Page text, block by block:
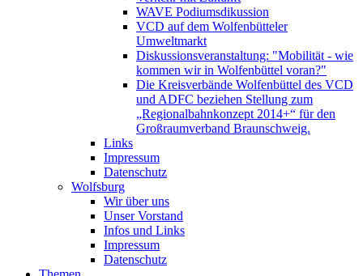
WAVE Podiumsdikussion
VCD auf dem Wolfenbütteler
Umweltmarkt
Diskussionsveranstaltung: "Mobilität - wie
kommen wir in Wolfenbüttel voran?"
Die Kreisverbände Wolfenbüttel des VCD
und ADFC beziehen Stellung zum
„Regionalbahnkonzept 2014+“ für den
Großraumverband Braunschweig.
Links
Impressum
Datenschutz
Wolfsburg
Wir über uns
Unser Vorstand
Infos und Links
Impressum
Datenschutz